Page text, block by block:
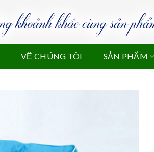
VỀ CHÚNG TÔI SẢN PHẨM